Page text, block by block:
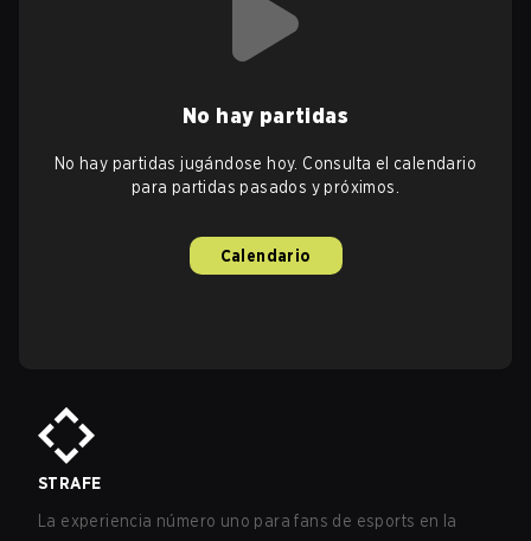
No hay partidas
No hay partidas jugándose hoy. Consulta el calendario
para partidas pasados y próximos.
Calendario
STRAFE
La experiencia número uno para fans de esports en la